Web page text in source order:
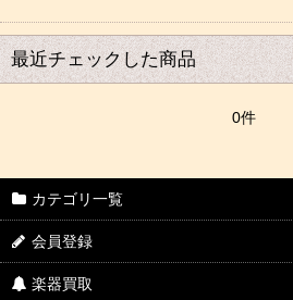
最近チェックした商品
0件
カテゴリ一覧
会員登録
楽器買取